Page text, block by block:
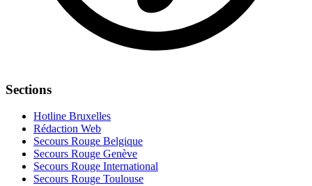
Sections
Hotline Bruxelles
Rédaction Web
Secours Rouge Belgique
Secours Rouge Genève
Secours Rouge International
Secours Rouge Toulouse